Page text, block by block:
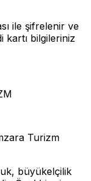
ile şifrelenir ve
kartı bilgileriniz
Turizm
büyükelçilik